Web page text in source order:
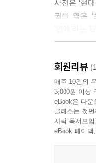
둘의 관계
국어사전』
이러니 겐
겐보와 야
그마저도,
감정이 없었
사전은 ‘현
권을 엮은
이루어지지
-『신메이카
연애(?愛)
-『산세이
회원리뷰
매주 10건의
3,000원 이상
eBook은 다운
클래스는 첫
사락 독서모
eBook 페이백